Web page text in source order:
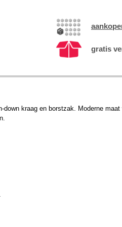
gratis
kraag en borstzak. Moderne